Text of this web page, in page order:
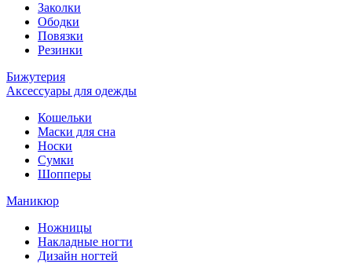
Заколки
Ободки
Повязки
Резинки
Бижутерия
Аксессуары для одежды
Кошельки
Маски для сна
Носки
Сумки
Шопперы
Маникюр
Ножницы
Накладные ногти
Дизайн ногтей